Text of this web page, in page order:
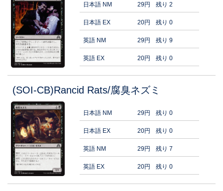
日本語 NM 29円 残り 2
日本語 EX 20円 残り 0
英語 NM 29円 残り 9
英語 EX 20円 残り 0
(SOI-CB)Rancid Rats/腐臭ネズミ
日本語 NM 29円 残り 0
日本語 EX 20円 残り 0
英語 NM 29円 残り 7
英語 EX 20円 残り 0